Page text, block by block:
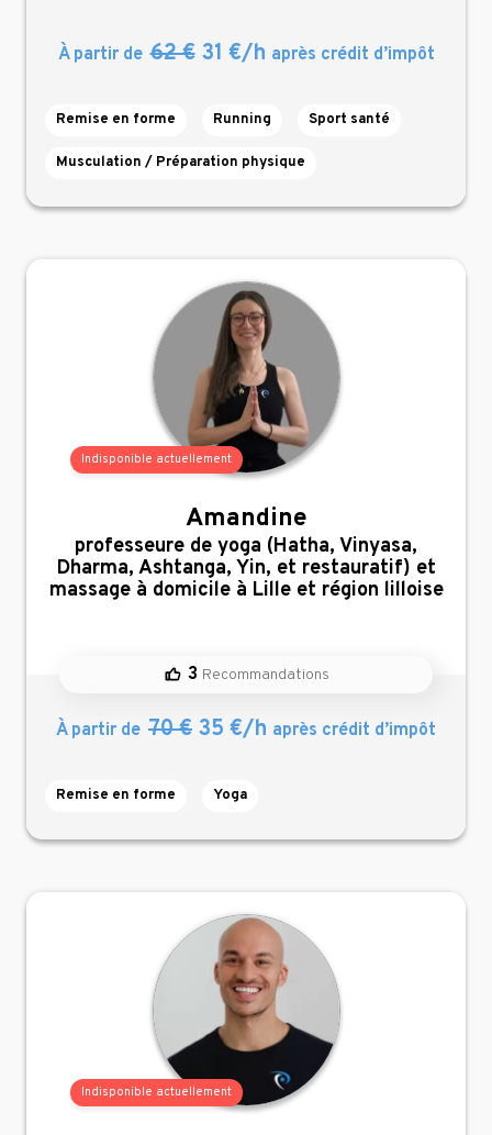
À partir de 62 €31 €/h après crédit d’impôt
Remise en forme Running Sport santé
Musculation / Préparation physique
Indisponible actuellement
Amandine
,
professeure de yoga (Hatha, Vinyasa,
Dharma, Ashtanga, Yin, et restauratif) et
massage à domicile à Lille et région lilloise
3 Recommandations
À partir de 70 € 35 €/h après crédit d’impôt
Remise en forme Yoga
Indisponible actuellement